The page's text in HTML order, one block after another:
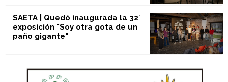
SAETA | Quedó inaugurada la 32°
exposición "Soy otra gota de un
paño gigante"